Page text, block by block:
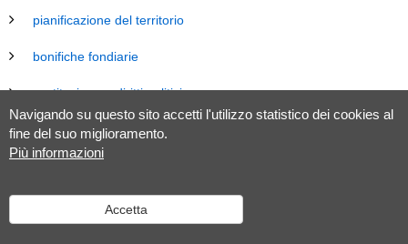
Navigando su questo sito accetti l'utilizzo statistico dei cookies al
fine del suo miglioramento.
Più informazioni
Accetta
pianificazione del territorio
bonifiche fondiarie
costituzione e diritti politici
energia